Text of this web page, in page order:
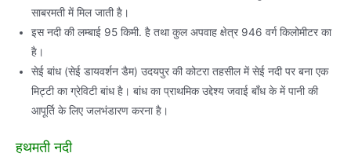
साबरमती में मिल जाती है।
इस नदी की लम्बाई 95 किमी. है तथा कुल अपवाह क्षेत्र 946 वर्ग किलोमीटर का
है।
सेई बांध (सेई डायवर्शन डैम) उदयपुर की कोटरा तहसील में सेई नदी पर बना एक
मिट्टी का ग्रेविटी बांध है। बांध का प्राथमिक उद्देश्य जवाई बाँध के में पानी की
आपूर्ति के लिए जलभंडारण करना है।
हथमती नदी